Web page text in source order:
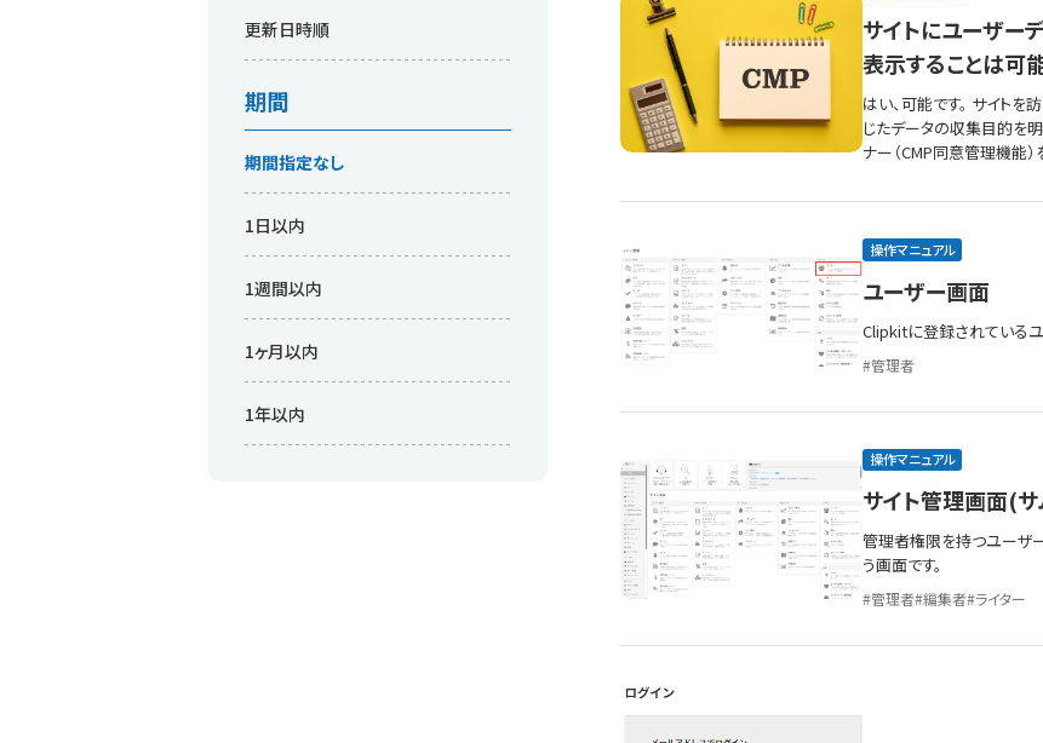
更新日時順
期間
期間指定なし
1日以内
1週間以内
1ヶ月以内
1年以内
サイトにユーザー
表示することは可
はい、可能です。 サイト
じたデータの収集目的を明
ナー（CMP同意管理機能）
操作マニュアル
ユーザー画面
Clipkitに登録されている
管理者
操作マニュアル
サイト管理画面(
管理者権限を持つユーザ
う画面です。
管理者 編集者 ライター